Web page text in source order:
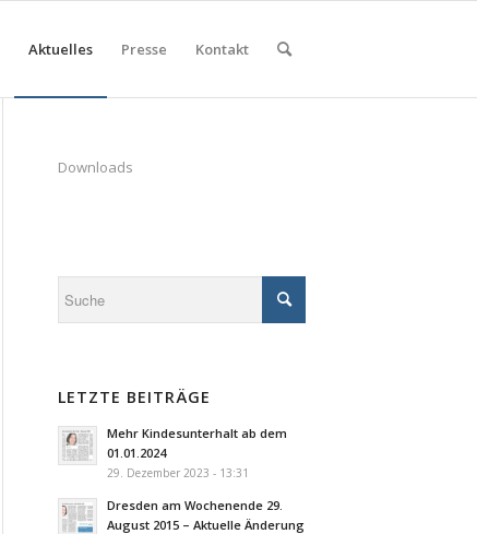
Aktuelles Presse Kontakt
Downloads
LETZTE BEITRÄGE
Mehr Kindesunterhalt ab dem
01.01.2024
29. Dezember 2023 - 13:31
Dresden am Wochenende 29.
August 2015 – Aktuelle Änderung